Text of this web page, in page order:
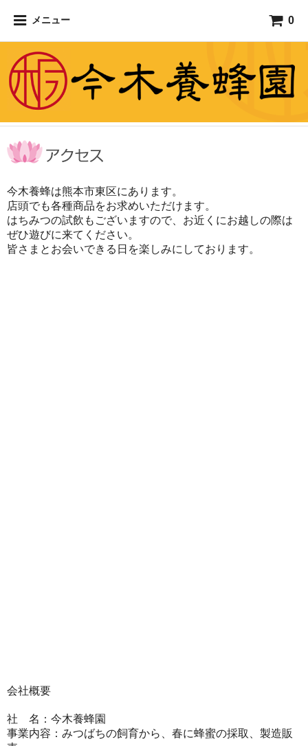
メニュー 0
今木養蜂は熊本市東区にあります。
店頭でも各種商品をお求めいただけます。
はちみつの試飲もございますので、お近くにお越しの際は
ぜひ遊びに来てください。
皆さまとお会いできる日を楽しみにしております。
会社概要
社 名：今木養蜂園
事業内容：みつばちの飼育から、春に蜂蜜の採取、製造販